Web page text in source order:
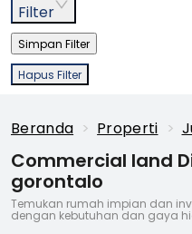
Filter
Simpan Filter
Hapus Filter
Beranda > Properti >
Commercial land
gorontalo
Temukan rumah impian dan
dengan kebutuhan dan gaya